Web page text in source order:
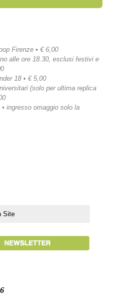
Firenze • € 6,00
alle ore 18.30, esclusi festivi e
18 • € 5,00
(solo per ultima replica
ingresso omaggio solo la